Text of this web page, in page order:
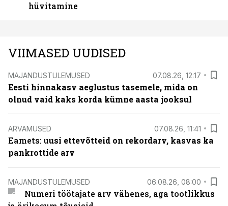
hüvitamine
VIIMASED UUDISED
MAJANDUSTULEMUSED 07.08.26, 12:17
Eesti hinnakasv aeglustus tasemele, mida on
olnud vaid kaks korda kümne aasta jooksul
ARVAMUSED 07.08.26, 11:41
Eamets: uusi ettevõtteid on rekordarv, kasvas ka
pankrottide arv
MAJANDUSTULEMUSED 06.08.26, 08:00
Numeri töötajate arv vähenes, aga tootlikkus